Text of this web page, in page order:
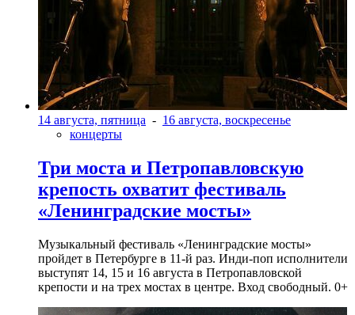
14 августа, пятница - 16 августа, воскресенье
концерты
Три моста и Петропавловскую
крепость охватит фестиваль
«Ленинградские мосты»
Музыкальный фестиваль «Ленинградские мосты»
пройдет в Петербурге в 11-й раз. Инди-поп исполнители
выступят 14, 15 и 16 августа в Петропавловской
крепости и на трех мостах в центре. Вход свободный. 0+